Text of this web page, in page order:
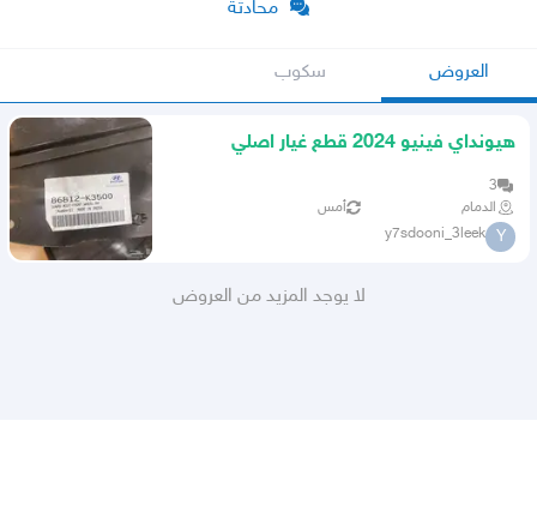
محادثة
العروض سكوب
هيونداي فينيو 2024 قطع غيار اصلي
3
الدمام
أمس
Y
y7sdooni_3leek
لا يوجد المزيد من العروض